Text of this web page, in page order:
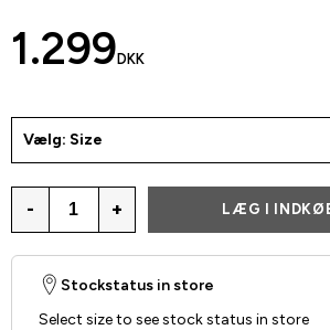
1.299 DKK
Vælg: Size
- + LÆG I
Stockstatus in store
Select size to see stock status in store